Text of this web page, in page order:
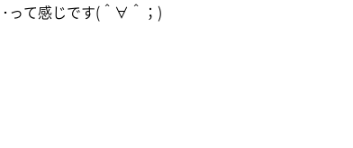
って感じです(＾∀＾；)